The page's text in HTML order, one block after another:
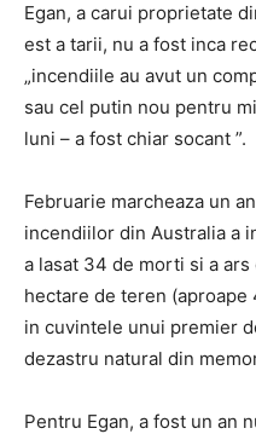
Egan, a carui proprietate
est a tarii, nu a fost inca
„incendiile au avut un
sau cel putin nou pentru
luni – a fost chiar socant ”.
Februarie marcheaza un
incendiilor din Australia a
a lasat 34 de morti si a
hectare de teren
in cuvintele unui premier
dezastru natural din
Pentru Egan, a fost un an